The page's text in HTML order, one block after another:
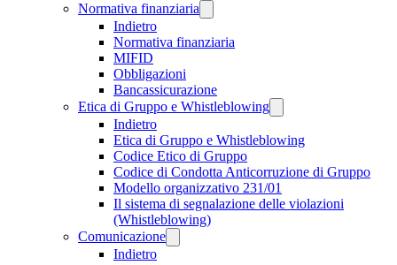
Normativa finanziaria
Indietro
Normativa finanziaria
MIFID
Obbligazioni
Bancassicurazione
Etica di Gruppo e Whistleblowing
Indietro
Etica di Gruppo e Whistleblowing
Codice Etico di Gruppo
Codice di Condotta Anticorruzione di Gruppo
Modello organizzativo 231/01
Il sistema di segnalazione delle violazioni
(Whistleblowing)
Comunicazione
Indietro